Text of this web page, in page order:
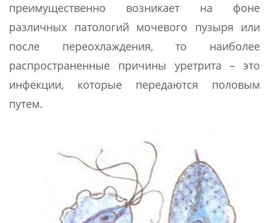
преимущественно возникает на фоне
различных патологий мочевого пузыря или
после переохлаждения, то наиболее
распространенные причины уретрита – это
инфекции, которые передаются половым
путем.